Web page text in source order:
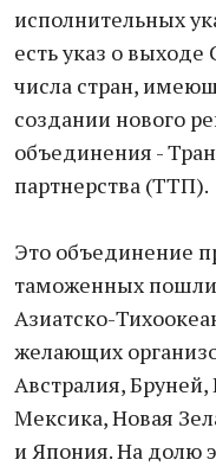
исполнительных
есть указ о
числа стран,
создании нового
объединения -
партнерства (ТТП).
Это объединение
таможенных
Азиатско-
желающих
Австралия,
Мексика, Новая
и Япония. На долю